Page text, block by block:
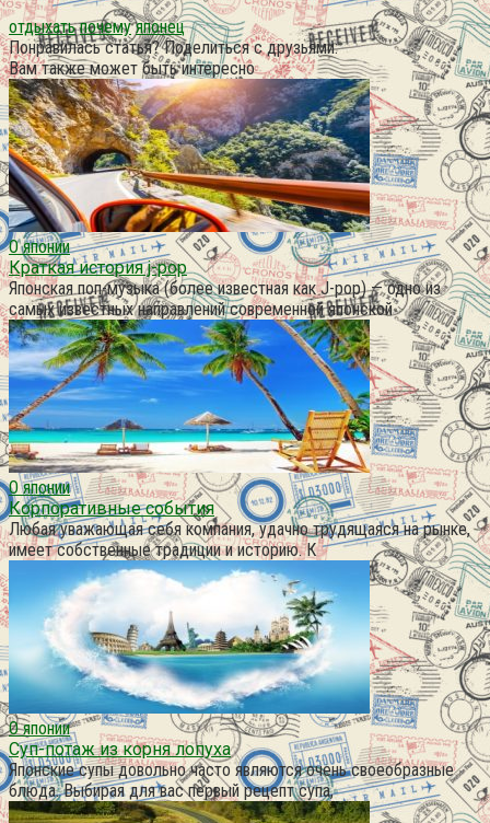
отдыхать почему японец
Понравилась статья? Поделиться с друзьями:
Вам также может быть интересно
О японии
Краткая история j-pop
Японская поп-музыка (более известная как J-pop) — одно из
самых известных направлений современной японской
О японии
Корпоративные события
Любая уважающая себя компания, удачно трудящаяся на рынке,
имеет собственные традиции и историю. К
О японии
Суп-потаж из корня лопуха
Японские супы довольно часто являются очень своеобразные
блюда. Выбирая для вас первый рецепт супа,